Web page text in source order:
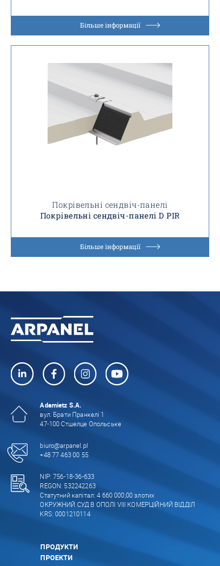
Більше інформації
Покрівельні сендвіч-панелі
Покрівельні сендвіч-панелі D PIR
Більше інформації
Adamietz S.A.
вул. Брати Пранкелі 1
47-100 Стшелце Опольське
biuro@arpanel.pl
+48 77 463 00 55
NIP: 756-18-36-633
REGON: 532242263
Статутний капітал: 4 660 000,00 злотих
ОКРУЖНИЙ СУД В ОПОЛІ VIII КОМЕРЦІЙНИЙ ВІДДІЛ
KRS: 0001210114
ПРОДУКТИ
ПРОЕКТИ